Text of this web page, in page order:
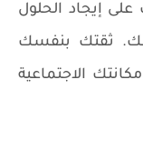
على إيجاد الحلول
ثقتك بنفسك
الاجتماعية